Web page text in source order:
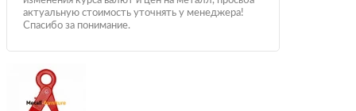
актуальную стоимость уточнять у менеджера!
Спасибо за понимание.